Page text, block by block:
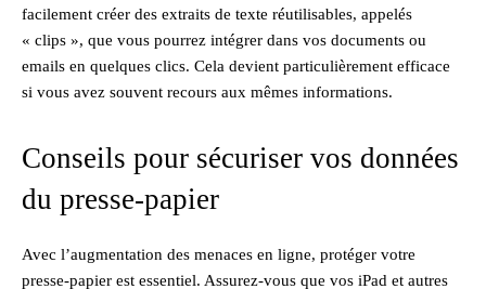
facilement créer des extraits de texte réutilisables, appelés
« clips », que vous pourrez intégrer dans vos documents ou
emails en quelques clics. Cela devient particulièrement efficace
si vous avez souvent recours aux mêmes informations.
Conseils pour sécuriser vos données
du presse-papier
Avec l’augmentation des menaces en ligne, protéger votre
presse-papier est essentiel. Assurez-vous que vos iPad et autres